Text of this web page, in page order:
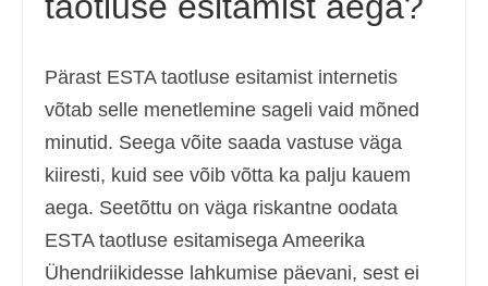
Pärast ESTA taotluse esitamist internetis
võtab selle menetlemine sageli vaid mõned
minutid. Seega võite saada vastuse väga
kiiresti, kuid see võib võtta ka palju kauem
aega. Seetõttu on väga riskantne oodata
ESTA taotluse esitamisega Ameerika
Ühendriikidesse lahkumise päevani, sest ei